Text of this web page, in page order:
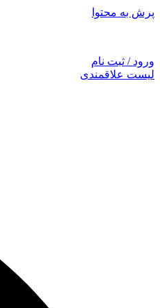
پرش به محتوا
ورود / ثبت نام
لیست علاقمندی